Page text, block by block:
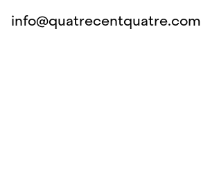
info@quatrecentquatre.com